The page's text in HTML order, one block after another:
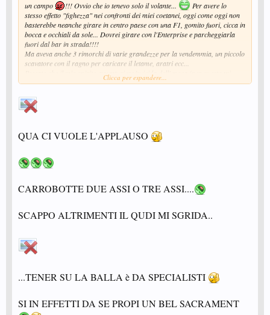
un campo
!!! Ovvio che io tenevo solo il volante...
Per avere lo
stesso effetto "fighezza" nei confronti dei miei coetanei, oggi come oggi non
basterebbe neanche girare in centro paese con una F1, gomito fuori, cicca in
bocca e occhiali da sole... Dovrei girare con l'Enterprise e parcheggiarla
fuori dal bar in strada!!!!
Ma aveva anche 3 rimorchi di varie grandezze per la vendemmia, un piccolo
scavatore con il ragno per caricare il letame, aratri ecc...
Peccato che il mio spirito avventuriero/suicida dell'epoca (per questo mi
dicevano che ero un Sacramento, per non bestemmiarmi dietro) mi faceva
sempre di finire arrotato...
Infatti mio nonno alla seconda volta che l'ho fatto non mi ha più voluto su
Fu la fine... Iniziai ad annegare il dispiacere direttamente in cantina, visto
che vendono anche vino (non avevo niente da fare e mi annoiavo)... Prima
sembrava volesse dirmi "Sei un disgraziato, ma almeno non sei astemio!!!".
Da quel giorno iniziò a spiegarmi tutto sul vino, addirittura come mantenere
corretta controballa...
Clicca per espandere...
QUA CI VUOLE L'APPLAUSO
CARROBOTTE DUE ASSI O TRE ASSI....
SCAPPO ALTRIMENTI IL QUDI MI SGRIDA..
...TENER SU LA BALLA è DA SPECIALISTI
SI IN EFFETTI DA SE PROPI UN BEL SACRAMENT